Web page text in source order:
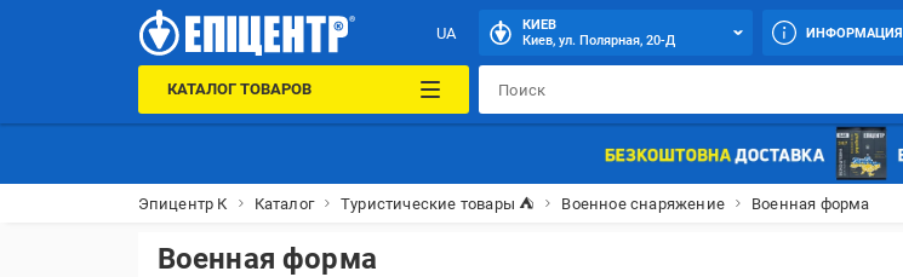
UA
КИЕВ
Киев, ул. Полярная, 20-Д
ИНФОРМАЦИЯ
КАТАЛОГ ТОВАРОВ
Эпицентр К Каталог Туристические товары ⛺ Военное снаряжение Военная форма
Военная форма